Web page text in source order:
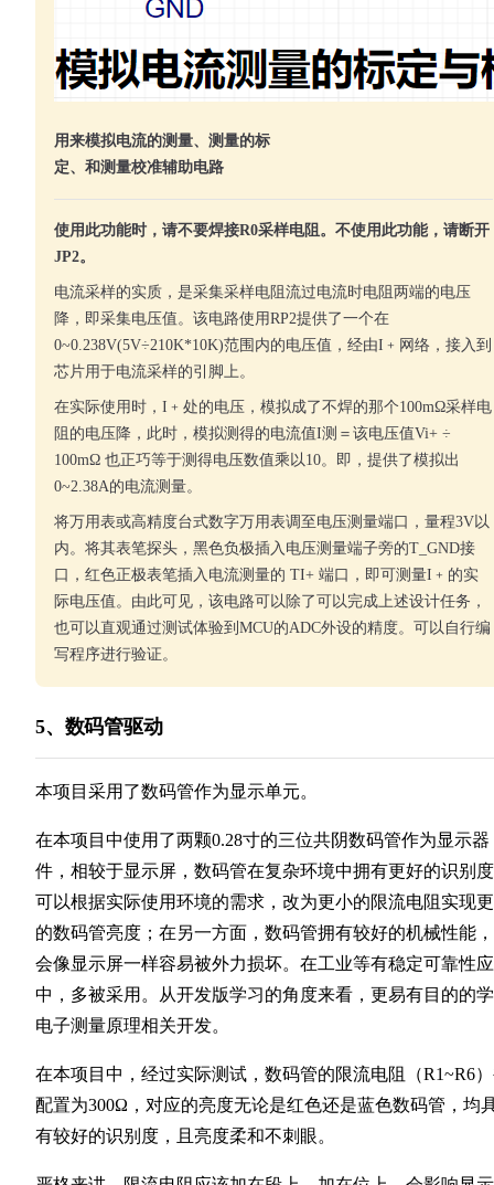
用来模拟电流的测量、测量的标
定、和测量校准辅助电路
使用此功能时，请不要焊接R0采样电阻。不使用此功能，请断开
JP2。
电流采样的实质，是采集采样电阻流过电流时电阻两端的电压
降，即采集电压值。该电路使用RP2提供了一个在
0~0.238V(5V÷210K*10K)范围内的电压值，经由I﹢网络，接入到
芯片用于电流采样的引脚上。
在实际使用时，I﹢处的电压，模拟成了不焊的那个100mΩ采样电
阻的电压降，此时，模拟测得的电流值I测＝该电压值Vi+ ÷
100mΩ 也正巧等于测得电压数值乘以10。即，提供了模拟出
0~2.38A的电流测量。
将万用表或高精度台式数字万用表调至电压测量端口，量程3V以
内。将其表笔探头，黑色负极插入电压测量端子旁的T_GND接
口，红色正极表笔插入电流测量的 TI+ 端口，即可测量I﹢的实
际电压值。由此可见，该电路可以除了可以完成上述设计任务，
也可以直观通过测试体验到MCU的ADC外设的精度。可以自行编
写程序进行验证。
5、数码管驱动
本项目采用了数码管作为显示单元。
在本项目中使用了两颗0.28寸的三位共阴数码管作为显示器
件，相较于显示屏，数码管在复杂环境中拥有更好的识别
可以根据实际使用环境的需求，改为更小的限流电阻实现
的数码管亮度；在另一方面，数码管拥有较好的机械性能
会像显示屏一样容易被外力损坏。在工业等有稳定可靠性
中，多被采用。从开发版学习的角度来看，更易有目的的
电子测量原理相关开发。
在本项目中，经过实际测试，数码管的限流电阻（R1~R6
配置为300Ω，对应的亮度无论是红色还是蓝色数码管，均
有较好的识别度，且亮度柔和不刺眼。